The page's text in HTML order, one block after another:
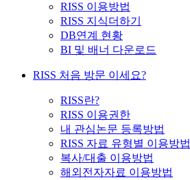
RISS 이용방법
RISS 지식더하기
DB연계 현황
BI 및 배너 다운로드
RISS 처음 방문 이세요?
RISS란?
RISS 이용권한
내 관심논문 등록방법
RISS 자료 유형별 이용방법
복사/대출 이용방법
해외전자자료 이용방법